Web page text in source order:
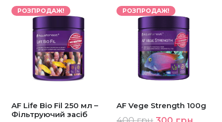
РОЗПРОДАЖ!
AF Life Bio Fil 250 мл –
Фільтруючий засіб
РОЗПРОДАЖ!
AF Vege Strength 100g